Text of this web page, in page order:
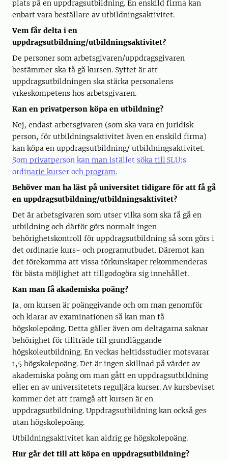
plats på en uppdragsutbildning. En enskild firma kan
enbart vara beställare av utbildningsaktivitet.
Vem får delta i en
uppdragsutbildning/utbildningsaktivitet?
De personer som arbetsgivaren/uppdragsgivaren
bestämmer ska få gå kursen. Syftet är att
uppdragsutbildningen ska stärka personalens
yrkeskompetens hos arbetsgivaren.
Kan en privatperson köpa en utbildning?
Nej, endast arbetsgivaren (som ska vara en juridisk
person, för utbildningsaktivitet även en enskild firma)
kan köpa en uppdragsutbildning/ utbildningsaktivitet.
Som privatperson kan man istället söka till SLU:s
ordinarie kurser och program.
Behöver man ha läst på universitet tidigare för att få gå
en uppdragsutbildning/utbildningsaktivitet?
Det är arbetsgivaren som utser vilka som ska få gå en
utbildning och därför görs normalt ingen
behörighetskontroll för uppdragsutbildning så som görs i
det ordinarie kurs- och programutbudet. Däremot kan
det förekomma att vissa förkunskaper rekommenderas
för bästa möjlighet att tillgodogöra sig innehållet.
Kan man få akademiska poäng?
Ja, om kursen är poänggivande och om man genomför
och klarar av examinationen så kan man få
högskolepoäng. Detta gäller även om deltagarna saknar
behörighet för tillträde till grundläggande
högskoleutbildning. En veckas heltidsstudier motsvarar
1,5 högskolepoäng. Det är ingen skillnad på värdet av
akademiska poäng om man gått en uppdragsutbildning
eller en av universitetets reguljära kurser. Av kursbeviset
kommer det att framgå att kursen är en
uppdragsutbildning. Uppdragsutbildning kan också ges
utan högskolepoäng.
Utbildningsaktivitet kan aldrig ge högskolepoäng.
Hur går det till att köpa en uppdragsutbildning?